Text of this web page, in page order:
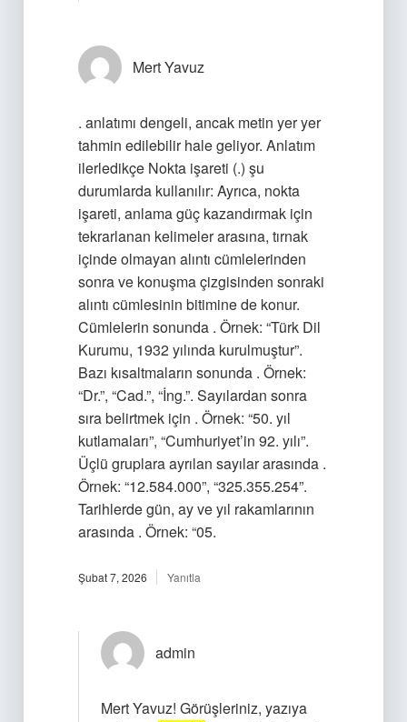
Mert Yavuz
. anlatımı dengeli, ancak metin yer yer
tahmin edilebilir hale geliyor. Anlatım
ilerledikçe Nokta işareti (.) şu
durumlarda kullanılır: Ayrıca, nokta
işareti, anlama güç kazandırmak için
tekrarlanan kelimeler arasına, tırnak
içinde olmayan alıntı cümlelerinden
sonra ve konuşma çizgisinden sonraki
alıntı cümlesinin bitimine de konur.
Cümlelerin sonunda . Örnek: “Türk Dil
Kurumu, 1932 yılında kurulmuştur”.
Bazı kısaltmaların sonunda . Örnek:
“Dr.”, “Cad.”, “İng.”. Sayılardan sonra
sıra belirtmek için . Örnek: “50. yıl
kutlamaları”, “Cumhuriyet’in 92. yılı”.
Üçlü gruplara ayrılan sayılar arasında .
Örnek: “12.584.000”, “325.355.254”.
Tarihlerde gün, ay ve yıl rakamlarının
arasında . Örnek: “05.
Şubat 7, 2026 Yanıtla
admin
Mert Yavuz! Görüşleriniz, yazıya